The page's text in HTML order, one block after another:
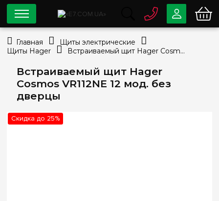
Встраиваемый щит Hager
Cosmos VR112NE 12 мод. без
дверцы
Скидка до 25%
0 800 33-63-07
info@e7.com.ua
044334-79-78
Viber Telegram
Главная
Щиты электрические
Щиты Hager
Встраиваемый щит Hager Cosmos VR112NE 12 мод. без дверцы